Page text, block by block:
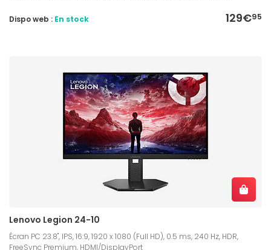
129€95
Dispo web : En stock
Lenovo Legion 24-10
Écran PC 23.8", IPS, 16:9, 1920 x 1080 (Full HD), 0.5 ms, 240 Hz, HDR,
FreeSync Premium, HDMI/DisplayPort